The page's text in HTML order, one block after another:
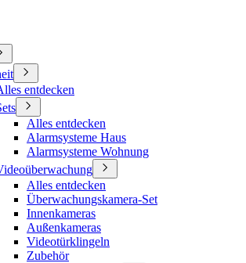
entdecken
Alles entdecken
Alarmsysteme Haus
Alarmsysteme Wohnung
Alles entdecken
Überwachungskamera-Set
Innenkameras
Außenkameras
Videotürklingeln
Zubehör